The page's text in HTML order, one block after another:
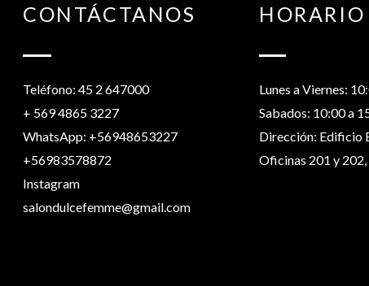
CONTÁCTANOS
Teléfono: 45 2 647000
+ 569 4865 3227
WhatsApp: +56948653227
+56983578872
Instagram
salondulcefemme@gmail.com
HORARIO
Lunes a Viernes:
Sabados: 10:00 a
Dirección: Edificio
Oficinas 201 y 202,